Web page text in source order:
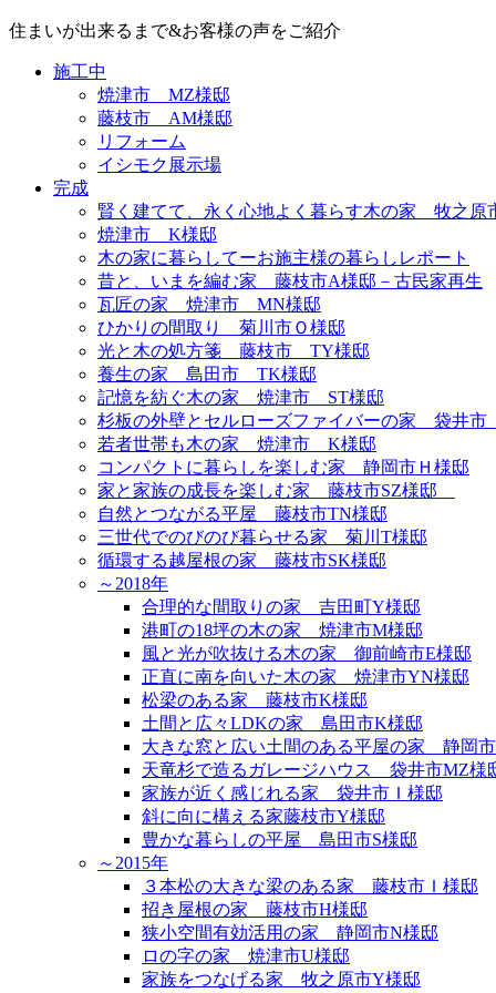
住まいが出来るまで&お客様の声をご紹介
施工中
焼津市 MZ様邸
藤枝市 AM様邸
リフォーム
イシモク展示場
完成
賢く建てて、永く心地よく暮らす木の家 牧之原
焼津市 K様邸
木の家に暮らしてーお施主様の暮らしレポート
昔と、いまを編む家 藤枝市A様邸－古民家再生
瓦匠の家 焼津市 MN様邸
ひかりの間取り 菊川市Ｏ様邸
光と木の処方箋 藤枝市 TY様邸
養生の家 島田市 TK様邸
記憶を紡ぐ木の家 焼津市 ST様邸
杉板の外壁とセルローズファイバーの家 袋井
若者世帯も木の家 焼津市 K様邸
コンパクトに暮らしを楽しむ家 静岡市Ｈ様邸
家と家族の成長を楽しむ家 藤枝市SZ様邸
自然とつながる平屋 藤枝市TN様邸
三世代でのびのび暮らせる家 菊川T様邸
循環する越屋根の家 藤枝市SK様邸
～2018年
合理的な間取りの家 吉田町Y様邸
港町の18坪の木の家 焼津市M様邸
風と光が吹抜ける木の家 御前崎市E様邸
正直に南を向いた木の家 焼津市YN様邸
松梁のある家 藤枝市K様邸
土間と広々LDKの家 島田市K様邸
大きな窓と広い土間のある平屋の家 静岡
天竜杉で造るガレージハウス 袋井市MZ様
家族が近く感じれる家 袋井市Ｉ様邸
斜に向に構える家藤枝市Y様邸
豊かな暮らしの平屋 島田市S様邸
～2015年
３本松の大きな梁のある家 藤枝市Ｉ様邸
招き屋根の家 藤枝市H様邸
狭小空間有効活用の家 静岡市N様邸
ロの字の家 焼津市U様邸
家族をつなげる家 牧之原市Y様邸